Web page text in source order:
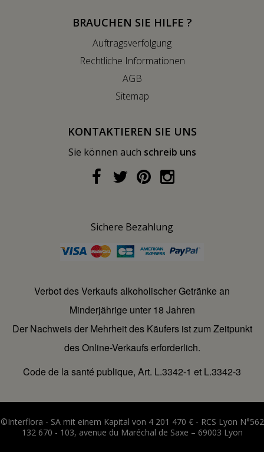
BRAUCHEN SIE HILFE ?
Auftragsverfolgung
Rechtliche Informationen
AGB
Sitemap
KONTAKTIEREN SIE UNS
Sie können auch schreib uns
Sichere Bezahlung
Verbot des Verkaufs alkoholischer Getränke an
Minderjährige unter 18 Jahren
Der Nachweis der Mehrheit des Käufers ist zum Zeitpunkt
des Online-Verkaufs erforderlich.
Code de la santé publique, Art. L.3342-1 et L.3342-3
©Interflora - SA mit einem Kapital von 4 201 470 € - RCS Lyon N°562
132 670 - 103, avenue du Maréchal de Saxe – 69003 Lyon